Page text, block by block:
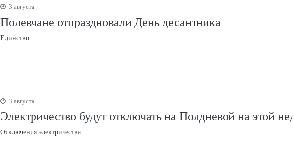
3 августа
Полевчане отпраздновали День десантника
Единство
3 августа
Электричество будут отключать на Полдневой на этой
Отключения электричества